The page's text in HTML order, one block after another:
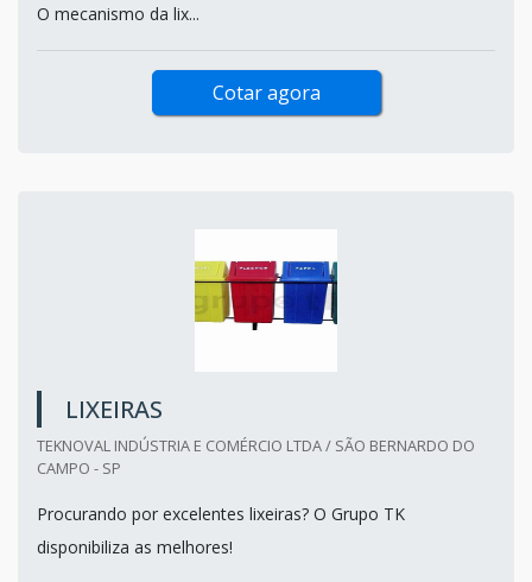
O mecanismo da lix...
Cotar agora
LIXEIRAS
TEKNOVAL INDÚSTRIA E COMÉRCIO LTDA / SÃO BERNARDO DO
CAMPO - SP
Procurando por excelentes lixeiras? O Grupo TK
disponibiliza as melhores!